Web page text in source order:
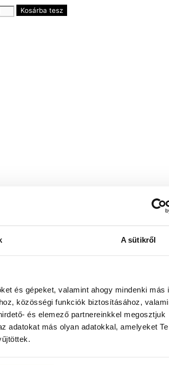
A sütikről
és gépeket, valamint ahogy mindenki más
közösségi funkciók biztosításához,
és elemező partnereinkkel megosztjuk
adatokat más olyan adatokkal, amelyeket
Kosárba tesz